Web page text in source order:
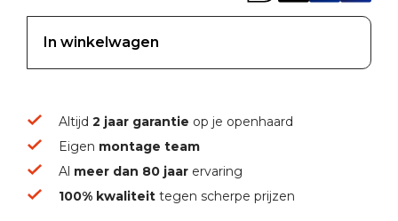
In winkelwagen
Altijd 2 jaar garantie op je openhaard
Eigen montage team
Al meer dan 80 jaar ervaring
100% kwaliteit tegen scherpe prijzen